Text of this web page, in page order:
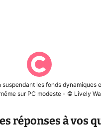
les fonds dynamiques
sur PC modeste - © Lively
réponses à vos